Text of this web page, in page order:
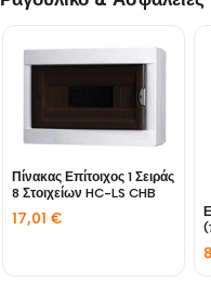
Πίνακας Επίτοιχος 1 Σειράς
8 Στοιχείων HC-LS CHB
17,01 €